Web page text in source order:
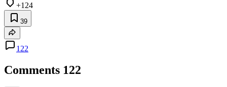
+124
39
122
Comments 122